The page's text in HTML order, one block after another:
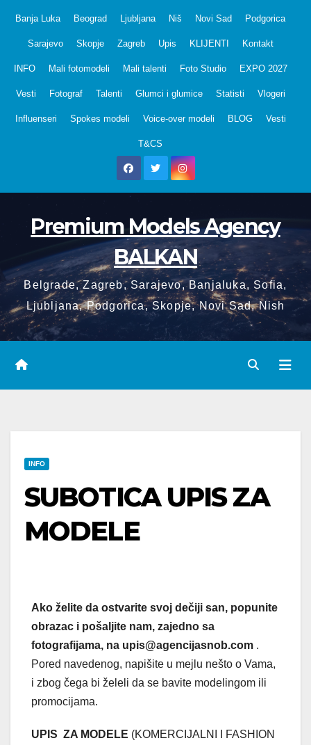
Banja Luka Beograd Ljubljana Niš Novi Sad Podgorica
Sarajevo Skopje Zagreb Upis KLIJENTI Kontakt
INFO Mali fotomodeli Mali talenti Foto Studio EXPO 2027
Vesti Fotograf Talenti Glumci i glumice Statisti Vlogeri
Influenseri Spokes modeli Voice-over modeli BLOG Vesti
T&CS
Premium Models Agency
BALKAN
Belgrade, Zagreb, Sarajevo, Banjaluka, Sofia,
Ljubljana, Podgorica, Skopje, Novi Sad, Nish
INFO
SUBOTICA UPIS ZA
MODELE
Ako želite da ostvarite svoj dečiji san, popunite
obrazac i pošaljite nam, zajedno sa
fotografijama, na upis@agencijasnob.com .
Pored navedenog, napišite u mejlu nešto o Vama,
i zbog čega bi želeli da se bavite modelingom ili
promocijama.
UPIS ZA MODELE (KOMERCIJALNI I FASHION